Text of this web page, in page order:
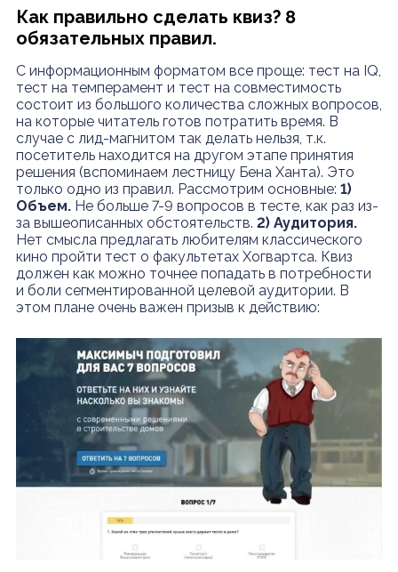
Как правильно сделать квиз? 8
обязательных правил.
С информационным форматом все проще: тест на IQ,
тест на темперамент и тест на совместимость
состоит из большого количества сложных вопросов,
на которые читатель готов потратить время. В
случае с лид-магнитом так делать нельзя, т.к.
посетитель находится на другом этапе принятия
решения (вспоминаем лестницу Бена Ханта). Это
только одно из правил. Рассмотрим основные: 1)
Объем. Не больше 7-9 вопросов в тесте, как раз из-
за вышеописанных обстоятельств. 2) Аудитория.
Нет смысла предлагать любителям классического
кино пройти тест о факультетах Хогвартса. Квиз
должен как можно точнее попадать в потребности
и боли сегментированной целевой аудитории. В
этом плане очень важен призыв к действию: